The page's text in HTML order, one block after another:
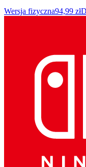
Wersja fizyczna94,99 zł